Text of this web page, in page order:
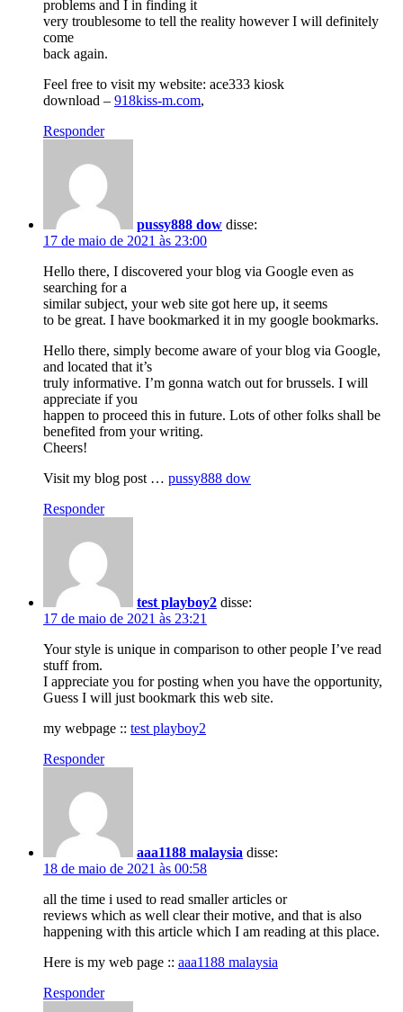
problems and I in finding it
very troublesome to tell the reality however I will definitely
come
back again.
Feel free to visit my website: ace333 kiosk
download – 918kiss-m.com,
Responder
pussy888 dow disse:
17 de maio de 2021 às 23:00
Hello there, I discovered your blog via Google even as
searching for a
similar subject, your web site got here up, it seems
to be great. I have bookmarked it in my google bookmarks.
Hello there, simply become aware of your blog via Google,
and located that it’s
truly informative. I’m gonna watch out for brussels. I will
appreciate if you
happen to proceed this in future. Lots of other folks shall be
benefited from your writing.
Cheers!
Visit my blog post … pussy888 dow
Responder
test playboy2 disse:
17 de maio de 2021 às 23:21
Your style is unique in comparison to other people I’ve read
stuff from.
I appreciate you for posting when you have the opportunity,
Guess I will just bookmark this web site.
my webpage :: test playboy2
Responder
aaa1188 malaysia disse:
18 de maio de 2021 às 00:58
all the time i used to read smaller articles or
reviews which as well clear their motive, and that is also
happening with this article which I am reading at this place.
Here is my web page :: aaa1188 malaysia
Responder